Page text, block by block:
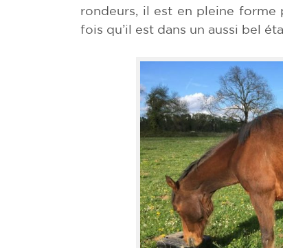
rondeurs, il est en pleine forme
fois qu’il est dans un aussi bel